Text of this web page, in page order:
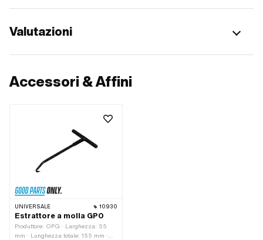
Valutazioni
Accessori & Affini
UNIVERSALE 10930
Estrattore a molla GPO
Produttore: OPG · Larghezza: 55
mm · Lunghezza totale: 155 mm ·